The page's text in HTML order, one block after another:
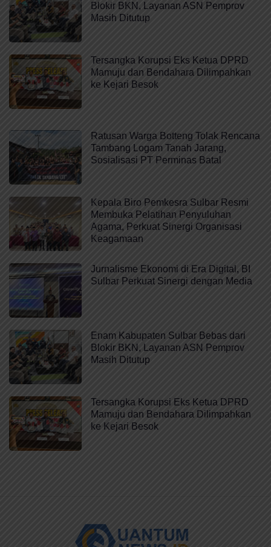
Blokir BKN, Layanan ASN Pemprov
Masih Ditutup
Tersangka Korupsi Eks Ketua DPRD
Mamuju dan Bendahara Dilimpahkan
ke Kejari Besok
Ratusan Warga Botteng Tolak Rencana
Tambang Logam Tanah Jarang,
Sosialisasi PT Perminas Batal
Kepala Biro Pemkesra Sulbar Resmi
Membuka Pelatihan Penyuluhan
Agama, Perkuat Sinergi Organisasi
Keagamaan
Jurnalisme Ekonomi di Era Digital, BI
Sulbar Perkuat Sinergi dengan Media
Enam Kabupaten Sulbar Bebas dari
Blokir BKN, Layanan ASN Pemprov
Masih Ditutup
Tersangka Korupsi Eks Ketua DPRD
Mamuju dan Bendahara Dilimpahkan
ke Kejari Besok